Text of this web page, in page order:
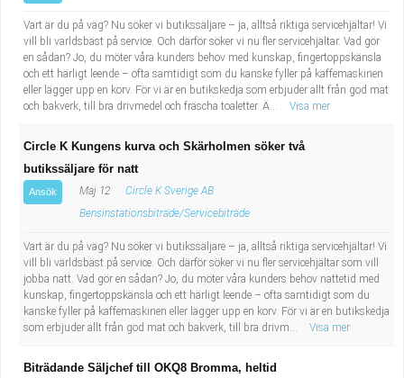
Vart är du på väg? Nu söker vi butikssäljare – ja, alltså riktiga servicehjältar! Vi
vill bli världsbäst på service. Och därför söker vi nu fler servicehjältar. Vad gör
en sådan? Jo, du möter våra kunders behov med kunskap, fingertoppskänsla
och ett härligt leende – ofta samtidigt som du kanske fyller på kaffemaskinen
eller lägger upp en korv. För vi är en butikskedja som erbjuder allt från god mat
och bakverk, till bra drivmedel och fräscha toaletter. Ä...
Visa mer
Circle K Kungens kurva och Skärholmen söker två
butikssäljare för natt
Ansök Maj 12
Circle K Sverige AB
Bensinstationsbiträde/Servicebiträde
Vart är du på väg? Nu söker vi butikssäljare – ja, alltså riktiga servicehjältar! Vi
vill bli världsbäst på service. Och därför söker vi nu fler servicehjältar som vill
jobba natt. Vad gör en sådan? Jo, du möter våra kunders behov nattetid med
kunskap, fingertoppskänsla och ett härligt leende – ofta samtidigt som du
kanske fyller på kaffemaskinen eller lägger upp en korv. För vi är en butikskedja
som erbjuder allt från god mat och bakverk, till bra drivm...
Visa mer
Biträdande Säljchef till OKQ8 Bromma, heltid